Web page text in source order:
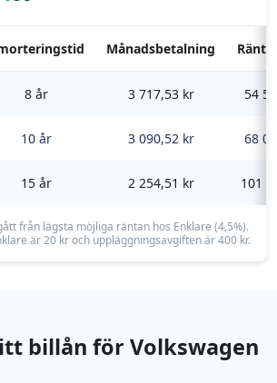
Månadsbetalning
8 år 3 717,53 kr 54
10 år 3 090,52 kr 68
15 år 2 254,51 kr 101
från lägsta möjliga räntan hos Enklare (4,5%).
är 20 kr och uppläggningsavgiften är 400 kr.
billån för Volkswagen